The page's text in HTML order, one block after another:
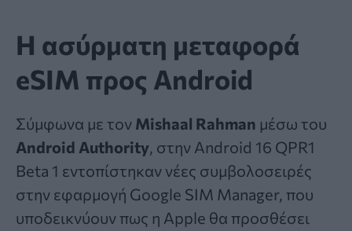
Η ασύρματη μεταφορά
eSIM προς Android
Σύμφωνα με τον Mishaal Rahman μέσω του
Android Authority, στην Android 16 QPR1
Beta 1 εντοπίστηκαν νέες συμβολοσειρές
στην εφαρμογή Google SIM Manager, που
υποδεικνύουν πως η Apple θα προσθέσει